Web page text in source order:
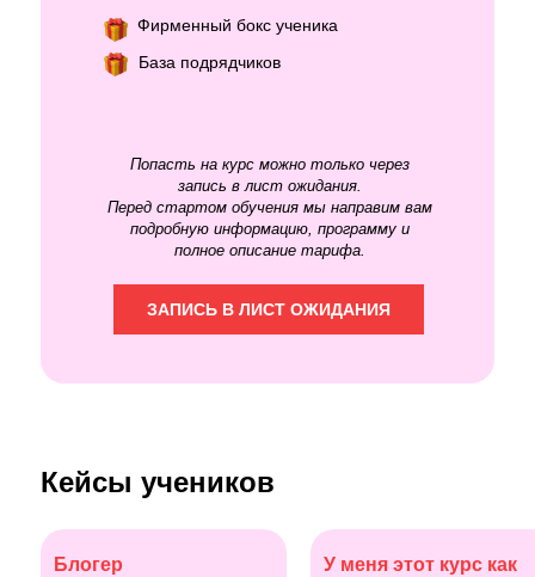
ЗАПИСЬ В ЛИСТ ОЖИДАНИЯ
Фирменный бокс ученика
База подрядчиков
Попасть на курс можно только через
запись в лист ожидания.
Перед стартом обучения мы направим вам
подробную информацию, программу и
полное описание тарифа.
Кейсы учеников
Блогер
У меня этот курс как